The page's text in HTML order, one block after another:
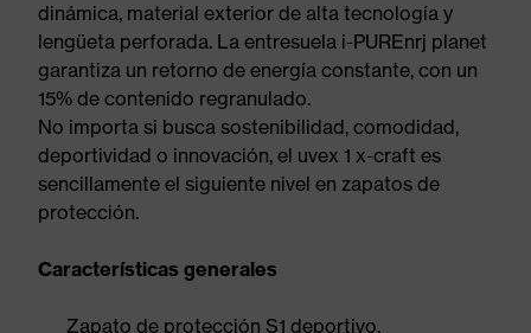
dinámica, material exterior de alta tecnología y
lengüeta perforada. La entresuela i-PUREnrj planet
garantiza un retorno de energía constante, con un
15% de contenido regranulado.
No importa si busca sostenibilidad, comodidad,
deportividad o innovación, el uvex 1 x-craft es
sencillamente el siguiente nivel en zapatos de
protección.
Características generales
Zapato de protección S1 deportivo,